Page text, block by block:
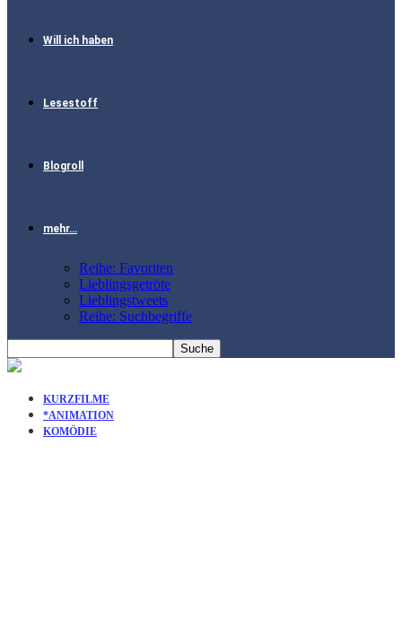
Will ich haben
Lesestoff
Blogroll
mehr…
Reihe: Favoriten
Lieblingsgetröte
Lieblingstweets
Reihe: Suchbegriffe
KURZFILME
*ANIMATION
KOMÖDIE